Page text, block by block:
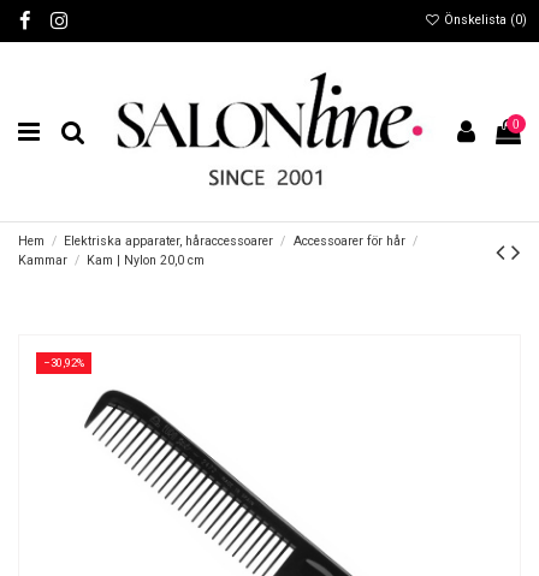
Önskelista (0)
0
Hem Elektriska apparater, håraccessoarer
Accessoarer för hår
Kammar
Kam | Nylon 20,0 cm
−30,92%